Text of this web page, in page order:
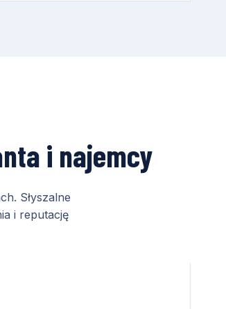
i najemcy
Słyszalne
i reputację